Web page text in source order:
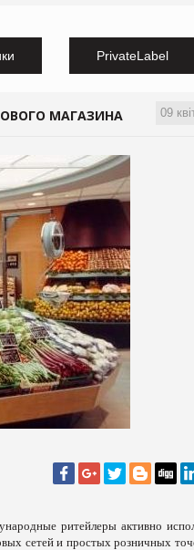
PrivateLabel
09
МАГАЗИНА
ритейлеры активно
сетей и простых розничных